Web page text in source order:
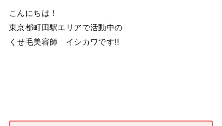
こんにちは！
東京都町田駅エリアで活動中の
くせ毛美容師 イシカワです!!